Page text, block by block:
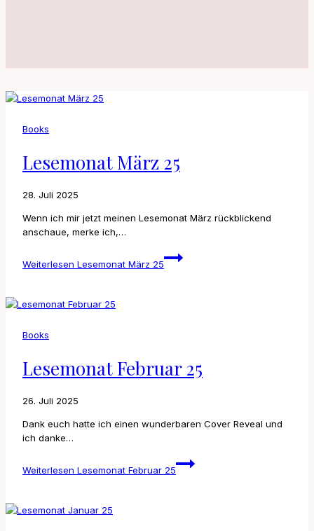
Books
Lesemonat März 25
28. Juli 2025
Wenn ich mir jetzt meinen Lesemonat März rückblickend
anschaue, merke ich,…
Weiterlesen Lesemonat März 25
Books
Lesemonat Februar 25
26. Juli 2025
Dank euch hatte ich einen wunderbaren Cover Reveal und
ich danke…
Weiterlesen Lesemonat Februar 25